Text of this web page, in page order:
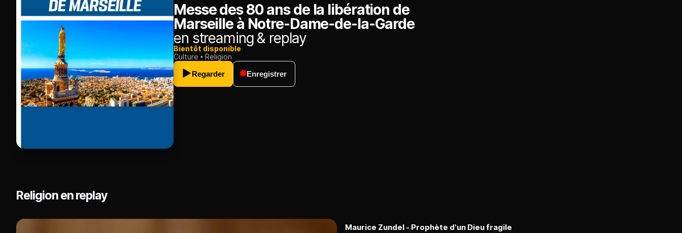
Messe des 80 ans de la libération de
Marseille à Notre-Dame-de-la-Garde
en streaming & replay
Bientôt disponible
Culture
Religion
Regarder
Enregistrer
Religion en replay
Maurice Zundel - Prophète d'un Dieu fragile